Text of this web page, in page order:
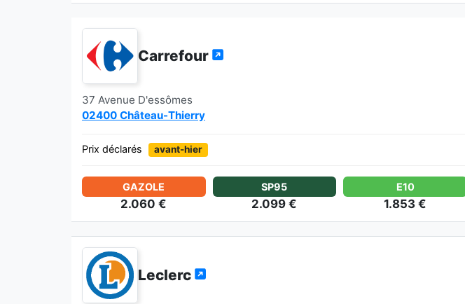
Carrefour
37 Avenue D'essômes
02400 Château-Thierry
Prix déclarés avant-hier
GAZOLE
2.060 €
SP95
2.099 €
E10
1.853 €
Leclerc